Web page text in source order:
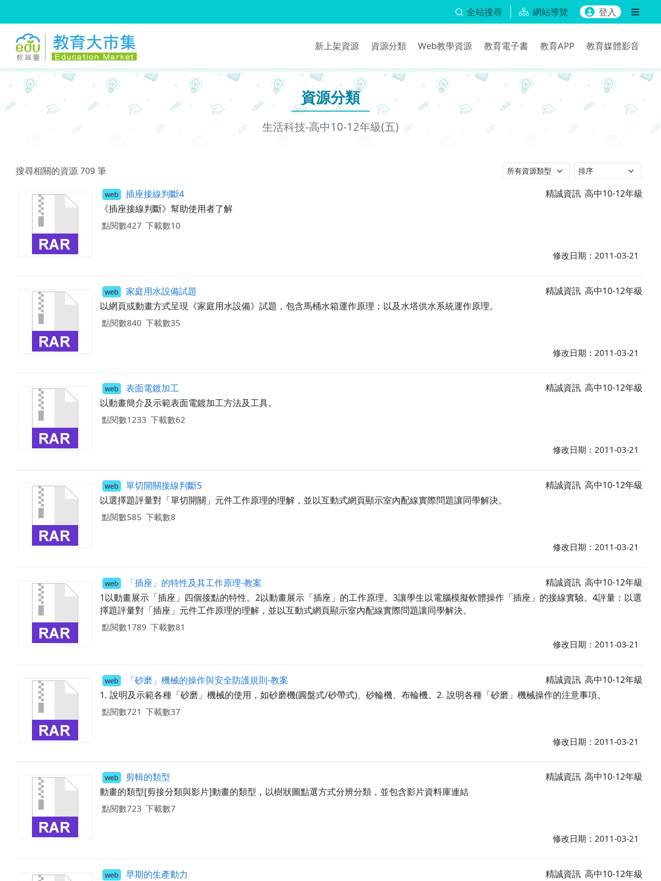
全站搜尋 網站導覽 登入
新上架資源 資源分類 Web教學資源 教育電子書 教育APP 教育媒體影音
資源分類
生活科技-高中10-12年級(五)
搜尋相關的資源 709 筆
web 插座接線判斷4 精誠資訊 高中10-12年級
《插座接線判斷》幫助使用者了解
點閱數427 下載數10
修改日期：2011-03-21
web 家庭用水設備試題 精誠資訊 高中10-12年級
以網頁或動畫方式呈現《家庭用水設備》試題，包含馬桶水箱運作原理；以及水塔供水系統運作原理。
點閱數840 下載數35
修改日期：2011-03-21
web 表面電鍍加工 精誠資訊 高中10-12年級
以動畫簡介及示範表面電鍍加工方法及工具。
點閱數1233 下載數62
修改日期：2011-03-21
web 單切開關接線判斷5 精誠資訊 高中10-12年級
以選擇題評量對「單切開關」元件工作原理的理解，並以互動式網頁顯示室內配線實際問題讓同學解決。
點閱數585 下載數8
修改日期：2011-03-21
web 「插座」的特性及其工作原理-教案 精誠資訊 高中10-12年級
1以動畫展示「插座」四個接點的特性。2以動畫展示「插座」的工作原理。3讓學生以電腦模擬軟體操作「插座」的接線實驗。4評量：以選
擇題評量對「插座」元件工作原理的理解，並以互動式網頁顯示室內配線實際問題讓同學解決。
點閱數1789 下載數81
修改日期：2011-03-21
web 「砂磨」機械的操作與安全防護規則-教案 精誠資訊 高中10-12年級
1. 說明及示範各種「砂磨」機械的使用，如砂磨機(圓盤式/砂帶式)、砂輪機、布輪機。2. 說明各種「砂磨」機械操作的注意事項。
點閱數721 下載數37
修改日期：2011-03-21
web 剪輯的類型 精誠資訊 高中10-12年級
動畫的類型[剪接分類與影片]動畫的類型，以樹狀圖點選方式分辨分類，並包含影片資料庫連結
點閱數723 下載數7
修改日期：2011-03-21
web 早期的生產動力 精誠資訊 高中10-12年級